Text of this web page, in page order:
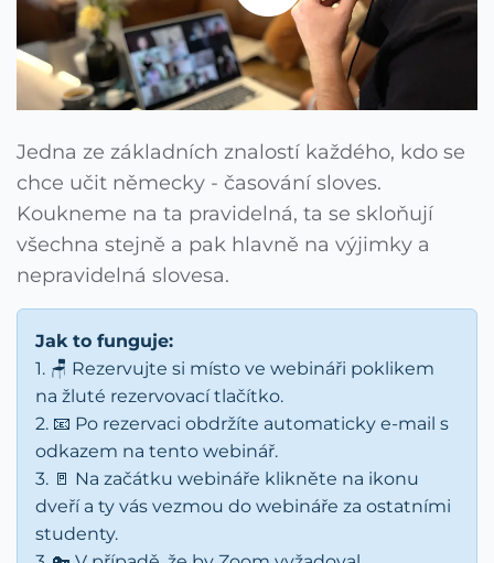
Jedna ze základních znalostí každého, kdo se
chce učit německy - časování sloves.
Koukneme na ta pravidelná, ta se skloňují
všechna stejně a pak hlavně na výjimky a
nepravidelná slovesa.
Jak to funguje:
1. 🪑 Rezervujte si místo ve webináři poklikem
na žluté rezervovací tlačítko.
2. 📧 Po rezervaci obdržíte automaticky e-mail s
odkazem na tento webinář.
3. 🚪 Na začátku webináře klikněte na ikonu
dveří a ty vás vezmou do webináře za ostatními
studenty.